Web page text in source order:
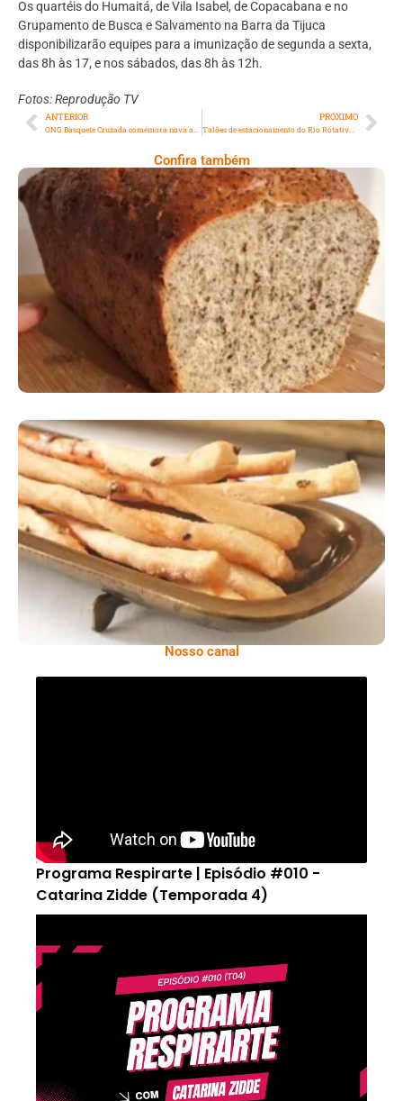
Os quartéis do Humaitá, de Vila Isabel, de Copacabana e no
Grupamento de Busca e Salvamento na Barra da Tijuca
disponibilizarão equipes para a imunização de segunda a sexta,
das 8h às 17, e nos sábados, das 8h às 12h.
Fotos: Reprodução TV
ANTERIOR
ONG Basquete Cruzada comemora nova ação com colégio no Rio
PRÓXIMO
Talões de estacionamento do Rio Rotativo ganham novo visual
Confira também
Comer Bem: Pão Low Carb
Comer Bem: Palitinhos De Cebola E Salsa
Nosso canal
Programa Respirarte | Episódio #010 -
Catarina Zidde (Temporada 4)